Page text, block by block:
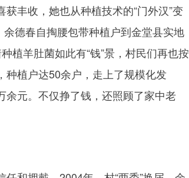
丰收，她也从种植技术的“门外汉”变
德春自掏腰包带种植户到金堂县实地
植羊肚菌如此有“钱”景，村民们再也按
植户达50余户，走上了规模化发
余元。不仅挣了钱，还照顾了家中老